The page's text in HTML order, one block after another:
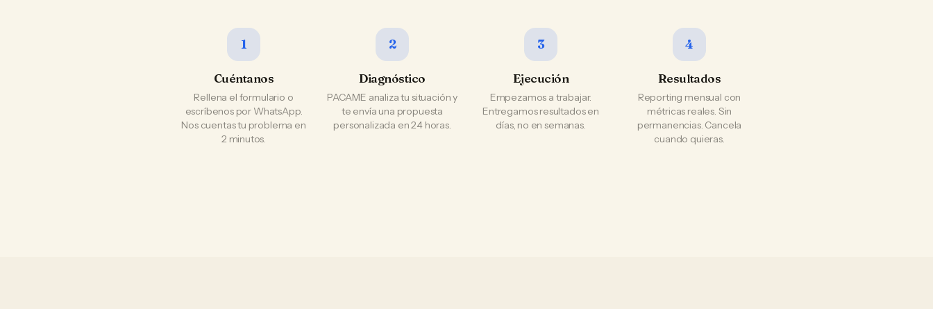
1
Cuéntanos
Rellena el formulario o
escríbenos por WhatsApp.
Nos cuentas tu problema en
2 minutos.
2
Diagnóstico
PACAME analiza tu situación y
te envía una propuesta
personalizada en 24 horas.
3
Ejecución
Empezamos a trabajar.
Entregamos resultados en
días, no en semanas.
4
Resultados
Reporting mensual con
métricas reales. Sin
permanencias. Cancela
cuando quieras.